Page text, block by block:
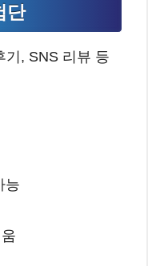
단
기, SNS 리뷰 등
능